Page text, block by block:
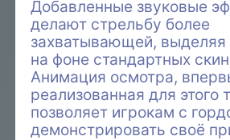
Добавленные звуковые
делают стрельбу более
захватывающей, выделяя
на фоне стандартных
Анимация осмотра,
реализованная для этого
позволяет игрокам с
демонстрировать своё